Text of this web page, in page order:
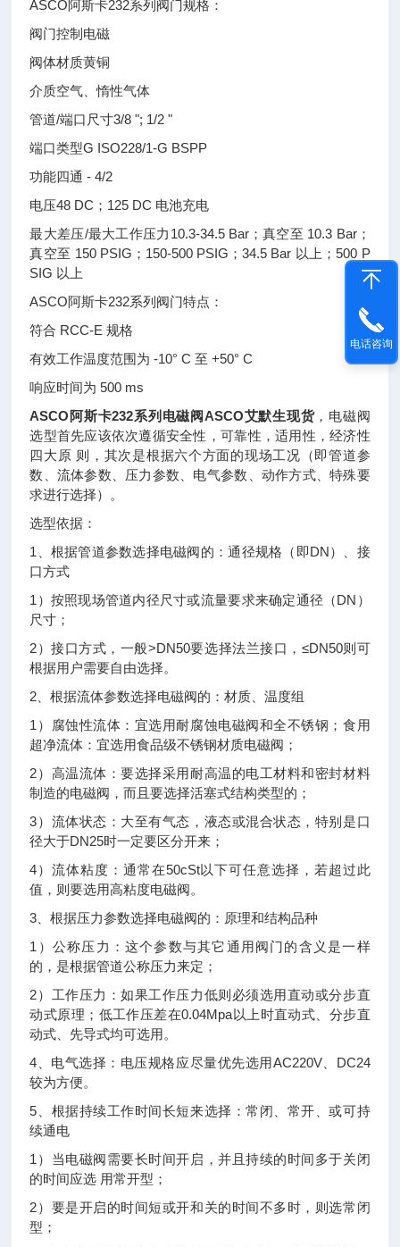
ASCO阿斯卡232系列阀门规格：
阀门控制电磁
阀体材质黄铜
介质空气、惰性气体
管道/端口尺寸3/8 "; 1/2 "
端口类型G ISO228/1-G BSPP
功能四通 - 4/2
电压48 DC；125 DC 电池充电
最大差压/最大工作压力10.3-34.5 Bar；真空至 10.3 Bar；
真空至 150 PSIG；150-500 PSIG；34.5 Bar 以上；500 P
SIG 以上
ASCO阿斯卡232系列阀门特点：
符合 RCC-E 规格
有效工作温度范围为 -10° C 至 +50° C
响应时间为 500 ms
ASCO阿斯卡232系列电磁阀ASCO艾默生现货，电磁阀
选型首先应该依次遵循安全性，可靠性，适用性，经济性
四大原 则，其次是根据六个方面的现场工况（即管道参
数、流体参数、压力参数、电气参数、动作方式、特殊要
求进行选择）。
选型依据：
1、根据管道参数选择电磁阀的：通径规格（即DN）、接
口方式
1）按照现场管道内径尺寸或流量要求来确定通径（DN）
尺寸；
2）接口方式，一般>DN50要选择法兰接口，≤DN50则可
根据用户需要自由选择。
2、根据流体参数选择电磁阀的：材质、温度组
1）腐蚀性流体：宜选用耐腐蚀电磁阀和全不锈钢；食用
超净流体：宜选用食品级不锈钢材质电磁阀；
2）高温流体：要选择采用耐高温的电工材料和密封材料
制造的电磁阀，而且要选择活塞式结构类型的；
3）流体状态：大至有气态，液态或混合状态，特别是口
径大于DN25时一定要区分开来；
4）流体粘度：通常在50cSt以下可任意选择，若超过此
值，则要选用高粘度电磁阀。
3、根据压力参数选择电磁阀的：原理和结构品种
1）公称压力：这个参数与其它通用阀门的含义是一样
的，是根据管道公称压力来定；
2）工作压力：如果工作压力低则必须选用直动或分步直
动式原理；低工作压差在0.04Mpa以上时直动式、分步直
动式、先导式均可选用。
4、电气选择：电压规格应尽量优先选用AC220V、DC24
较为方便。
5、根据持续工作时间长短来选择：常闭、常开、或可持
续通电
1）当电磁阀需要长时间开启，并且持续的时间多于关闭
的时间应选 用常开型；
2）要是开启的时间短或开和关的时间不多时，则选常闭
型；
电话咨询